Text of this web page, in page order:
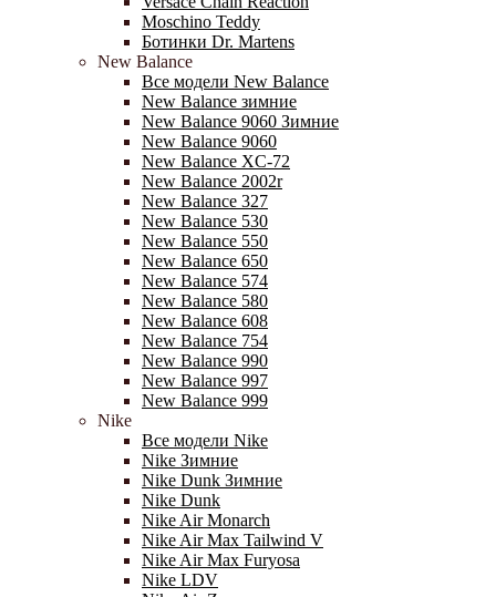
Moschino Teddy
Ботинки Dr. Martens
New Balance
Все модели New Balance
New Balance зимние
New Balance 9060 Зимние
New Balance 9060
New Balance XC-72
New Balance 2002r
New Balance 327
New Balance 530
New Balance 550
New Balance 650
New Balance 574
New Balance 580
New Balance 608
New Balance 754
New Balance 990
New Balance 997
New Balance 999
Nike
Все модели Nike
Nike Зимние
Nike Dunk Зимние
Nike Dunk
Nike Air Monarch
Nike Air Max Tailwind V
Nike Air Max Furyosa
Nike LDV